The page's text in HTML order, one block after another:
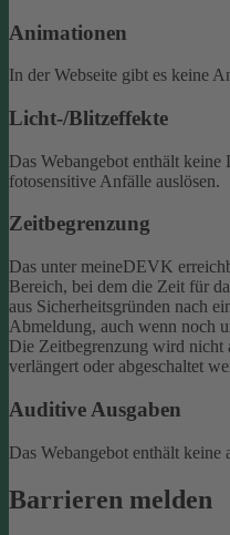
Animationen
In der Webseite gibt es keine
Licht-/Blitzeffekte
Das Webangebot enthält
fotosensitive Anfälle auslösen.
Zeitbegrenzung
Das unter meineDEVK
Bereich, bei dem die Zeit für
aus Sicherheitsgründen nach
Abmeldung, auch wenn noch
Die Zeitbegrenzung wird nicht
verlängert oder abgeschaltet
Auditive Ausgaben
Das Webangebot enthält keine
Barrieren melden